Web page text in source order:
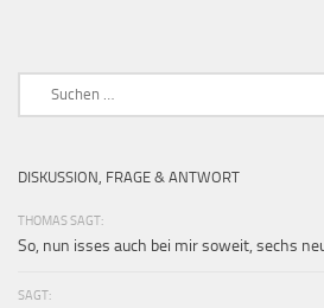
DISKUSSION, FRAGE & ANTWORT
THOMAS SAGT:
So, nun isses auch bei mir soweit, sechs
SAGT: